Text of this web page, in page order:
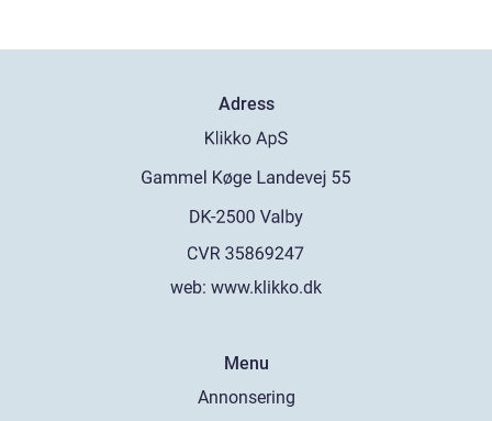
Adress
web: www.klikko.dk
Menu
Annonsering